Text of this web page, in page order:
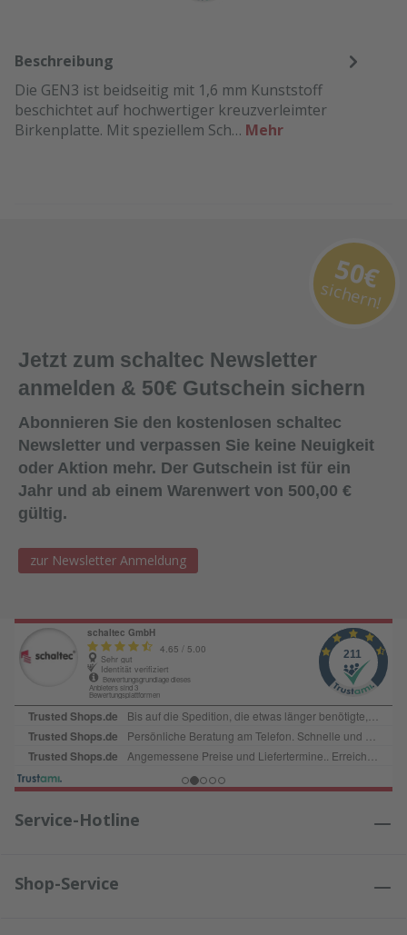
Beschreibung
Die GEN3 ist beidseitig mit 1,6 mm Kunststoff
beschichtet auf hochwertiger kreuzverleimter
Birkenplatte. Mit speziellem Sch… Mehr
Jetzt zum schaltec Newsletter
anmelden & 50€ Gutschein sichern
Abonnieren Sie den kostenlosen schaltec
Newsletter und verpassen Sie keine Neuigkeit
oder Aktion mehr. Der Gutschein ist für ein
Jahr und ab einem Warenwert von 500,00 €
gültig.
zur Newsletter Anmeldung
50€
sichern!
Service-Hotline
Shop-Service